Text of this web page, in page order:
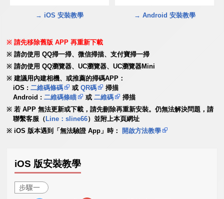
→ iOS 安裝教學 → Android 安裝教學
請先移除舊版 APP 再重新下載
請勿使用 QQ掃一掃、微信掃描、支付寶掃一掃
請勿使用 QQ瀏覽器、UC瀏覽器、UC瀏覽器Mini
建議用內建相機、或推薦的掃碼APP：
iOS :二維碼條碼 或QR碼
掃描
Android :二維碼條瞄 或二維碼
掃描
若 APP 無法更新或下載，請先刪除再重新安裝。仍無法解決問題，請
聯繫客服（ Line：sline66）並附上本頁網址
iOS 版本遇到「無法驗證 App」時：
開啟方法教學
iOS 版安裝教學
步驟一